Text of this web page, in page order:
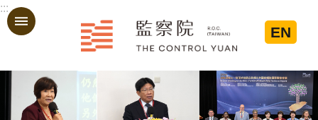
跳到主要內容區塊
:::
EN